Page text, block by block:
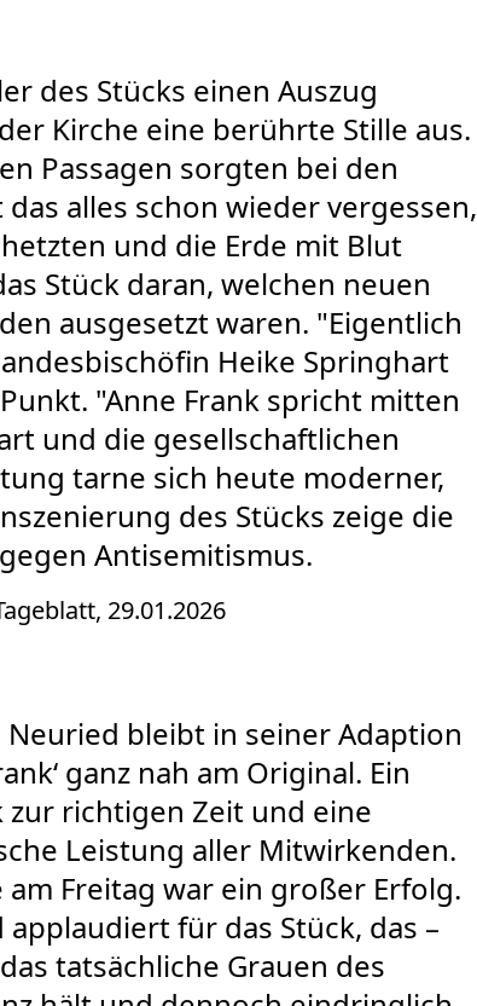
des Stücks einen Auszug
Kirche eine berührte Stille aus.
Passagen sorgten bei den
alles schon wieder vergessen,
und die Erde mit Blut
Stück daran, welchen neuen
ausgesetzt waren. "Eigentlich
Heike Springhart
"Anne Frank spricht mitten
und die gesellschaftlichen
tarne sich heute moderner,
des Stücks zeige die
Antisemitismus.
29.01.2026
Neuried bleibt in seiner Adaption
ganz nah am Original. Ein
richtigen Zeit und eine
Leistung aller Mitwirkenden.
Freitag war ein großer Erfolg.
für das Stück, das –
tatsächliche Grauen des